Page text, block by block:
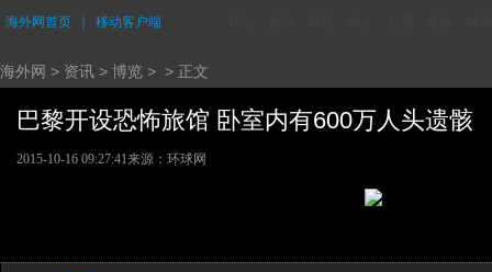
海外网首页 移动客户端
海外网 > 资讯 > 博览 > > 正文
巴黎开设恐怖旅馆 卧室内有600万人头遗
2015-10-16 09:27:41来源：环球网